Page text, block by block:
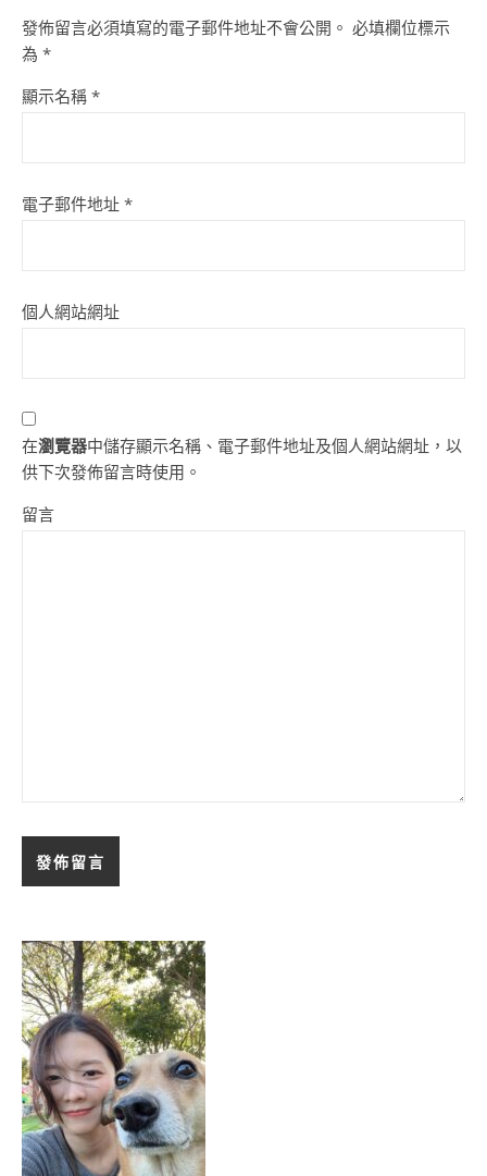
發佈留言必須填寫的電子郵件地址不會公開。 必填欄位標示
為 *
顯示名稱 *
電子郵件地址 *
個人網站網址
在瀏覽器中儲存顯示名稱、電子郵件地址及個人網站網址，以
供下次發佈留言時使用。
留言